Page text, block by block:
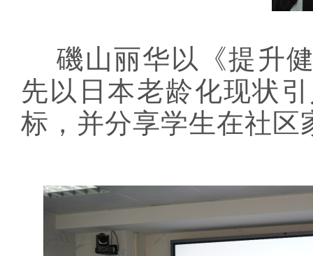
磯山丽华以《提升
先以日本老龄化现状
标，并分享学生在社区